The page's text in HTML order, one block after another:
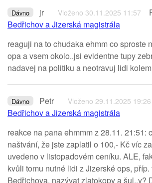
Dávno jr Vloženo 30.11.2025 11:57
Bedřichov a Jizerská magistrála
reaguji na to chudaka ehmm co sproste
opa a vsem okolo..jsi evidentne tupy
nadavej na politiku a neotravuj lidi
Dávno Petr Vloženo 29.11.2025 19:26
Bedřichov a Jizerská magistrála
reakce na pana ehmmm z 28.11. 21:51:
naštvání, že jste zaplatil o 100,- Kč víc
uvedeno v listopadovém ceníku. ALE,
kvůli tomu nutné lidi z Jizerské ops,
Bedřichova, nazývat zlatokopy a šul..y?